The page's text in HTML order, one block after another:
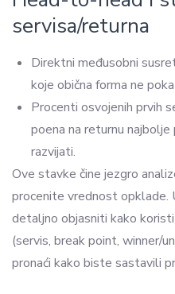
servisa/returna
Direktni međusobni
koje obična forma ne
Procenti osvojenih prvih
poena na returnu
razvijati.
Ove stavke čine jezgro
procenite vrednost opklade.
detaljno objasniti kako
(servis, break point, winner/
pronaći kako biste sastavili